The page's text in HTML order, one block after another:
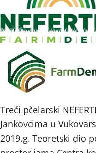
Treći pčelarski
Jankovcima u
2019.g. Teoretski dio